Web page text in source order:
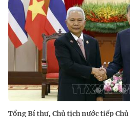
Tổng Bí thư, Chủ tịch nước tiếp